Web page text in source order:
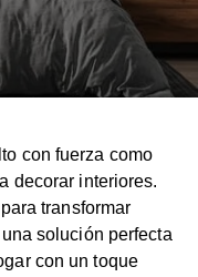
con fuerza como
decorar interiores.
transformar
solución perfecta
con un toque